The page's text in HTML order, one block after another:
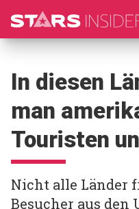
In diesen
man
Touristen
Nicht alle Länder
Besucher aus den